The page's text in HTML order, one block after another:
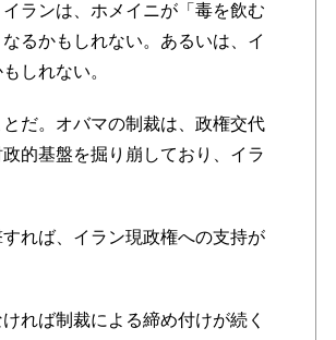
ランは、ホメイニが「毒を飲む
るかもしれない。あるいは、イ
しれない。
だ。オバマの制裁は、政権交代
的基盤を掘り崩しており、イラ
れば、イラン現政権への支持が
れば制裁による締め付けが続く